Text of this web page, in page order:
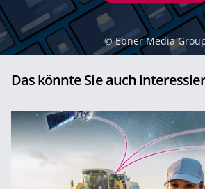
© Ebner Media
Das könnte Sie auch